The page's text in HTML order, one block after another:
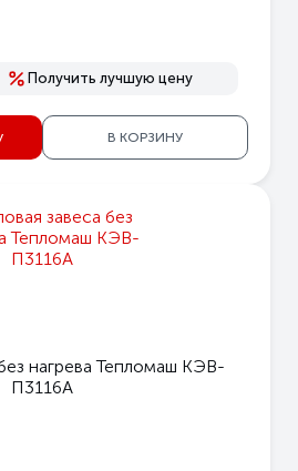
Получить лучшую цену
В КОРЗИНУ
нагрева Тепломаш КЭВ-
П3116A